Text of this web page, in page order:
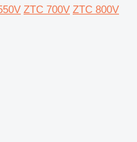
ZTC 700V ZTC 800V